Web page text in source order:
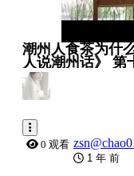
潮州人食茶为什
人说潮州话》 第
0 观看
1 年 前